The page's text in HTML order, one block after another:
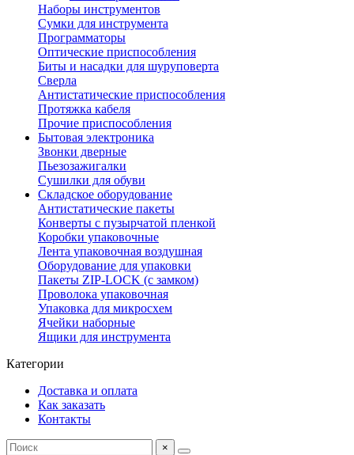
Наборы инструментов
Сумки для инструмента
Программаторы
Оптические приспособления
Биты и насадки для шуруповерта
Сверла
Антистатические приспособления
Протяжка кабеля
Прочие приспособления
Бытовая электроника
Звонки дверные
Пьезозажигалки
Сушилки для обуви
Складское оборудование
Антистатические пакеты
Конверты с пузырчатой пленкой
Коробки упаковочные
Лента упаковочная воздушная
Оборудование для упаковки
Пакеты ZIP-LOCK (с замком)
Проволока упаковочная
Упаковка для микросхем
Ячейки наборные
Ящики для инструмента
Категории
Доставка и оплата
Как заказать
Контакты
×